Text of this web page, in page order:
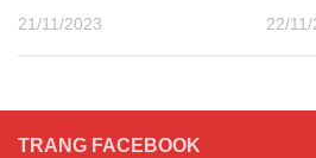
21/11/2023 22/
TRANG FACEBOOK